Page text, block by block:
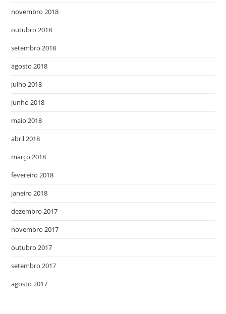
novembro 2018
outubro 2018
setembro 2018
agosto 2018
julho 2018
junho 2018
maio 2018
abril 2018
março 2018
fevereiro 2018
janeiro 2018
dezembro 2017
novembro 2017
outubro 2017
setembro 2017
agosto 2017